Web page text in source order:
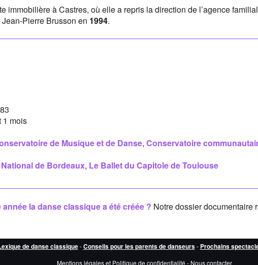
immobilière à Castres, où elle a repris la direction de l’agence
Pierre Brusson en 1994.
1 mois
de Musique et de Danse, Conservatoire
de Bordeaux, Le Ballet du Capitole de Toulouse
année la danse classique a été créée ? Notre dossier documentaire
de danse classique-Conseils pour les parents de danseurs- Prochains
Mentions légales et Politique de confidentialité - Nous contacter